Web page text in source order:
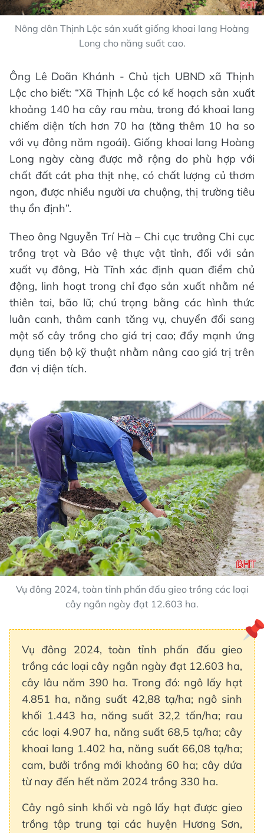
Nông dân Thịnh Lộc sản xuất giống khoai lang Hoàng
Long cho năng suất cao.
Ông Lê Doãn Khánh - Chủ tịch UBND xã Thịnh
Lộc cho biết: “Xã Thịnh Lộc có kế hoạch sản xuất
khoảng 140 ha cây rau màu, trong đó khoai lang
chiếm diện tích hơn 70 ha (tăng thêm 10 ha so
với vụ đông năm ngoái). Giống khoai lang Hoàng
Long ngày càng được mở rộng do phù hợp với
chất đất cát pha thịt nhẹ, có chất lượng củ thơm
ngon, được nhiều người ưa chuộng, thị trường tiêu
thụ ổn định”.
Theo ông Nguyễn Trí Hà – Chi cục trưởng Chi cục
trồng trọt và Bảo vệ thực vật tỉnh, đối với sản
xuất vụ đông, Hà Tĩnh xác định quan điểm chủ
động, linh hoạt trong chỉ đạo sản xuất nhằm né
thiên tai, bão lũ; chú trọng bằng các hình thức
luân canh, thâm canh tăng vụ, chuyển đổi sang
một số cây trồng cho giá trị cao; đẩy mạnh ứng
dụng tiến bộ kỹ thuật nhằm nâng cao giá trị trên
đơn vị diện tích.
Vụ đông 2024, toàn tỉnh phấn đấu gieo trồng các loại
cây ngắn ngày đạt 12.603 ha.
Vụ đông 2024, toàn tỉnh phấn đấu gieo
trồng các loại cây ngắn ngày đạt 12.603 ha,
cây lâu năm 390 ha. Trong đó: ngô lấy hạt
4.851 ha, năng suất 42,88 tạ/ha; ngô sinh
khối 1.443 ha, năng suất 32,2 tấn/ha; rau
các loại 4.907 ha, năng suất 68,5 tạ/ha; cây
khoai lang 1.402 ha, năng suất 66,08 tạ/ha;
cam, bưởi trồng mới khoảng 60 ha; cây dứa
từ nay đến hết năm 2024 trồng 330 ha.
Cây ngô sinh khối và ngô lấy hạt được gieo
trồng tập trung tại các huyện Hương Sơn,